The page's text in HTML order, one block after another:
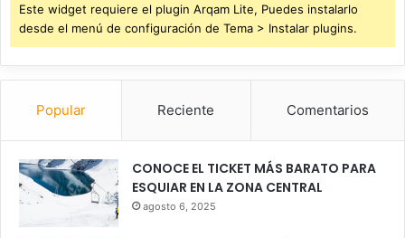
Este widget requiere el plugin Arqam Lite, Puedes instalarlo
desde el menú de configuración de Tema > Instalar plugins.
Popular Reciente Comentarios
CONOCE EL TICKET MÁS BARATO PARA
ESQUIAR EN LA ZONA CENTRAL
agosto 6, 2025